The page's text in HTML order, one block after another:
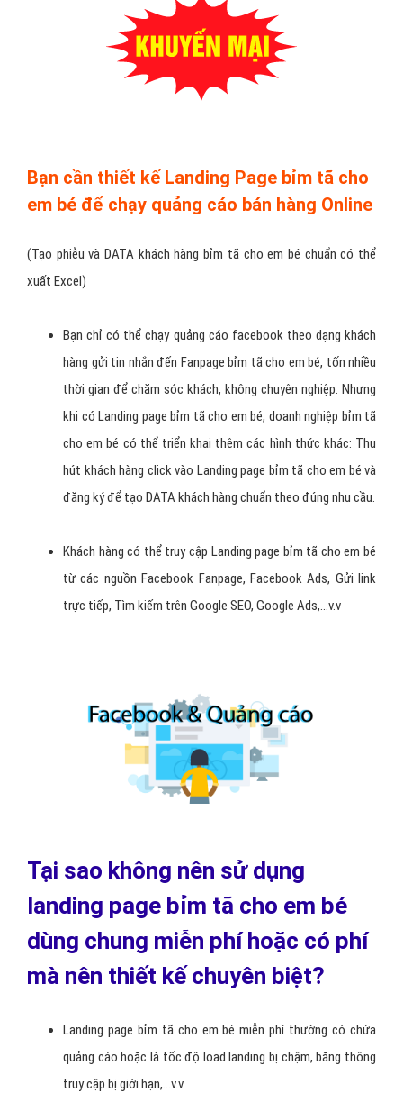
Bạn cần thiết kế Landing Page bỉm tã cho
em bé để chạy quảng cáo bán hàng Online
(Tạo phiễu và DATA khách hàng bỉm tã cho em bé chuẩn có thể
xuất Excel)
Bạn chỉ có thể chạy quảng cáo facebook theo dạng khách
hàng gửi tin nhắn đến Fanpage bỉm tã cho em bé, tốn nhiều
thời gian để chăm sóc khách, không chuyên nghiệp. Nhưng
khi có Landing page bỉm tã cho em bé, doanh nghiệp bỉm tã
cho em bé có thể triển khai thêm các hình thức khác: Thu
hút khách hàng click vào Landing page bỉm tã cho em bé và
đăng ký để tạo DATA khách hàng chuẩn theo đúng nhu cầu.
Khách hàng có thể truy cập Landing page bỉm tã cho em bé
từ các nguồn Facebook Fanpage, Facebook Ads, Gửi link
trực tiếp, Tìm kiếm trên Google SEO, Google Ads,...v.v
Tại sao không nên sử dụng
landing page bỉm tã cho em bé
dùng chung miễn phí hoặc có phí
mà nên thiết kế chuyên biệt?
Landing page bỉm tã cho em bé miễn phí thường có chứa
quảng cáo hoặc là tốc độ load landing bị chậm, băng thông
truy cập bị giới hạn,...v.v